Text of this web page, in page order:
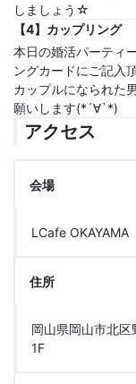
しましょう☆
【4】カップリング
本日の婚活パーティ
ングカードにご記入
カップルになられた
願いします(*´∀`*)
アクセス
会場
LCafe OKAYAMA
住所
岡山県岡山市北
1F